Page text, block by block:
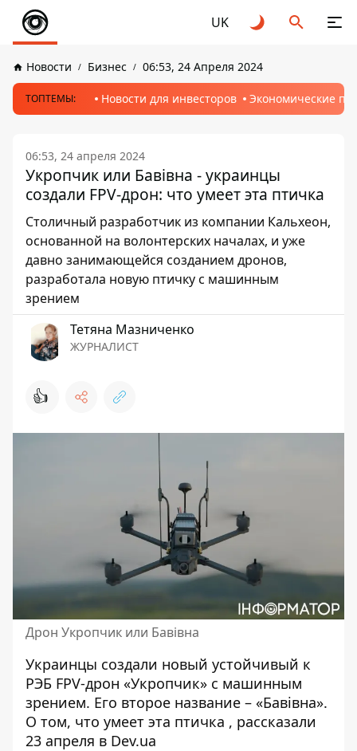
UK
Новости Бизнес 06:53, 24 Апреля 2024
ТОПТЕМЫ: Новости для инвесторов Экономические
06:53, 24 апреля 2024
Укропчик или Бавівна - украинцы
создали FPV-дрон: что умеет эта птичка
Столичный разработчик из компании Кальхеон,
основанной на волонтерских началах, и уже
давно занимающейся созданием дронов,
разработала новую птичку с машинным
зрением
Тетяна Мазниченко
ЖУРНАЛИСТ
👍
Дрон Укропчик или Бавівна
Украинцы создали новый устойчивый к
РЭБ FPV-дрон «Укропчик» с машинным
зрением. Его второе название – «Бавівна».
О том, что умеет эта птичка , рассказали
23 апреля в Dev.ua